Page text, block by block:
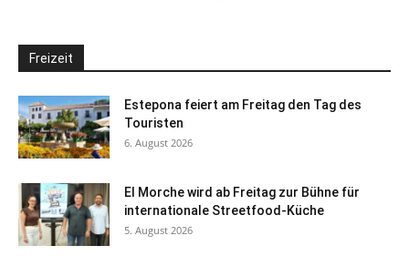
Freizeit
Estepona feiert am Freitag den Tag des
Touristen
6. August 2026
El Morche wird ab Freitag zur Bühne für
internationale Streetfood-Küche
5. August 2026